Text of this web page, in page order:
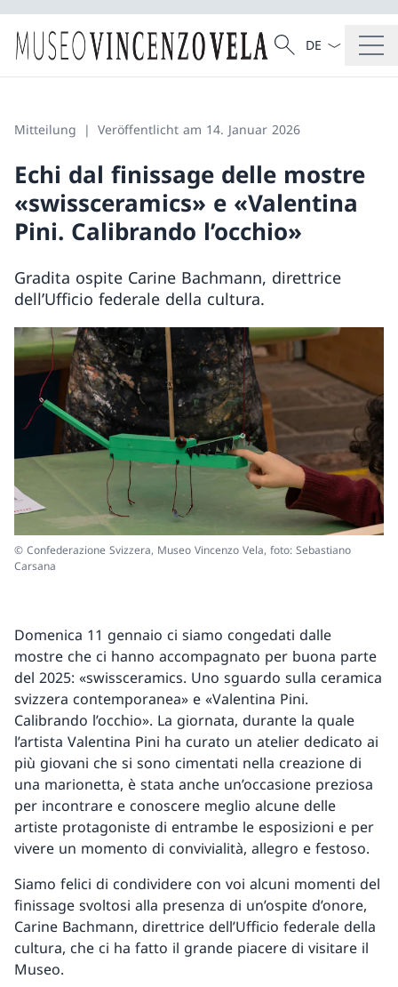
Suche
Suche
Sprach
Mitteilung Veröffentlicht am 14. Januar 2026
Echi dal finissage delle mostre
«swissceramics» e «Valentina
Pini. Calibrando l’occhio»
Gradita ospite Carine Bachmann, direttrice
dell’Ufficio federale della cultura.
© Confederazione Svizzera, Museo Vincenzo Vela, foto: Sebastiano
Carsana
Domenica 11 gennaio ci siamo congedati dalle
mostre che ci hanno accompagnato per buona parte
del 2025: «swissceramics. Uno sguardo sulla ceramica
svizzera contemporanea» e «Valentina Pini.
Calibrando l’occhio». La giornata, durante la quale
l’artista Valentina Pini ha curato un atelier dedicato ai
più giovani che si sono cimentati nella creazione di
una marionetta, è stata anche un’occasione preziosa
per incontrare e conoscere meglio alcune delle
artiste protagoniste di entrambe le esposizioni e per
vivere un momento di convivialità, allegro e festoso.
Siamo felici di condividere con voi alcuni momenti del
finissage svoltosi alla presenza di un’ospite d’onore,
Carine Bachmann, direttrice dell’Ufficio federale della
cultura, che ci ha fatto il grande piacere di visitare il
Museo.